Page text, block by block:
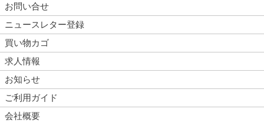
お問い合せ
ニュースレター登録
買い物カゴ
求人情報
お知らせ
ご利用ガイド
会社概要